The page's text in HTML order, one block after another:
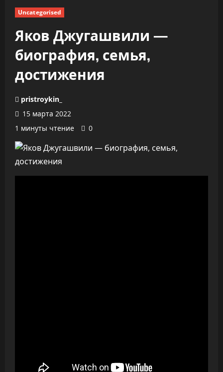
Uncategorised
Яков Джугашвили —
биография, семья,
достижения
pristroykin_
15 марта 2022
1 минуты чтение
0